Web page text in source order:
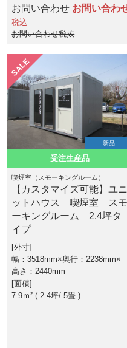
お問い合わせ お問い合わ
税込
お問い合わせ税抜
新品
SALE
受注生産品
喫煙室（スモーキングルーム）
【カスタマイズ可能】ユニ
ットハウス 喫煙室 スモ
ーキングルーム 2.4坪タ
イプ
外寸
幅：3518mm×奥行：2238mm×
高さ：2440mm
面積
7.9ｍ² ( 2.4坪 5畳 )